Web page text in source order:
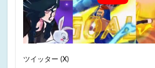
ツイッター (X)